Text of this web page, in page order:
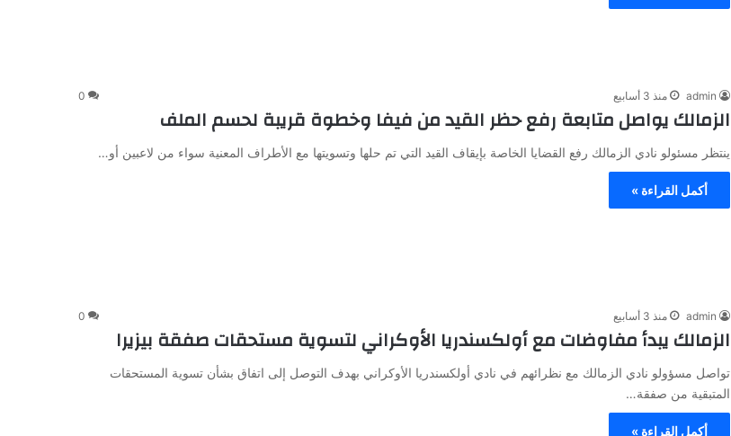
admin منذ 3 أسابيع 0
الزمالك يواصل متابعة رفع حظر القيد من فيفا وخطوة قريبة لحسم الملف
ينتظر مسئولو نادي الزمالك رفع القضايا الخاصة بإيقاف القيد التي تم حلها وتسويتها مع الأطراف المعنية سواء من لاعبين أو…
أكمل القراءة »
admin منذ 3 أسابيع 0
الزمالك يبدأ مفاوضات مع أولكسندريا الأوكراني لتسوية مستحقات صفقة بيزيرا
تواصل مسؤولو نادي الزمالك مع نظرائهم في نادي أولكسندريا الأوكراني بهدف التوصل إلى اتفاق بشأن تسوية المستحقات
المتبقية من صفقة…
أكمل القراءة »